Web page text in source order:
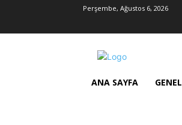
Perşembe, Ağustos 6, 2026
ANA SAYFA GENEL